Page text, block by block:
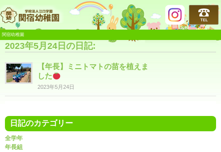
関宿幼稚園
関宿幼稚園
2023年5月24日の日記:
【年長】ミニトマトの苗を植えま
した
2023年5月24日
日記のカテゴリー
全学年
年長組